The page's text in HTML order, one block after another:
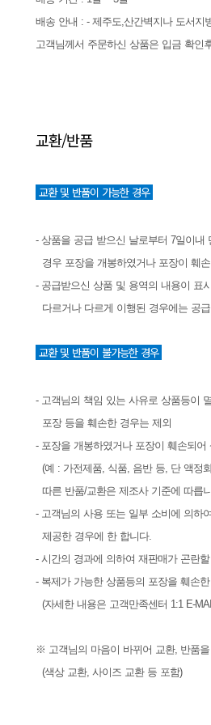
배송 안내 : - 제주도,산간벽지나 도서지
고객님께서 주문하신 상품은 입금 확인
교환/반품
교환 및 반품이 가능한 경우
- 상품을 공급 받으신 날로부터 7일이내
경우 포장을 개봉하였거나 포장이 훼
- 공급받으신 상품 및 용역의 내용이 표
다르거나 다르게 이행된 경우에는 공
교환 및 반품이 불가능한 경우
- 고객님의 책임 있는 사유로 상품등이
포장 등을 훼손한 경우는 제외
- 포장을 개봉하였거나 포장이 훼손되어
(예 : 가전제품, 식품, 음반 등, 단 액정
따른 반품/교환은 제조사 기준에 따릅
- 고객님의 사용 또는 일부 소비에 의하
제공한 경우에 한 합니다.
- 시간의 경과에 의하여 재판매가 곤란
- 복제가 가능한 상품등의 포장을 훼손
(자세한 내용은 고객만족센터 1:1 E-
※ 고객님의 마음이 바뀌어 교환, 반품
(색상 교환, 사이즈 교환 등 포함)